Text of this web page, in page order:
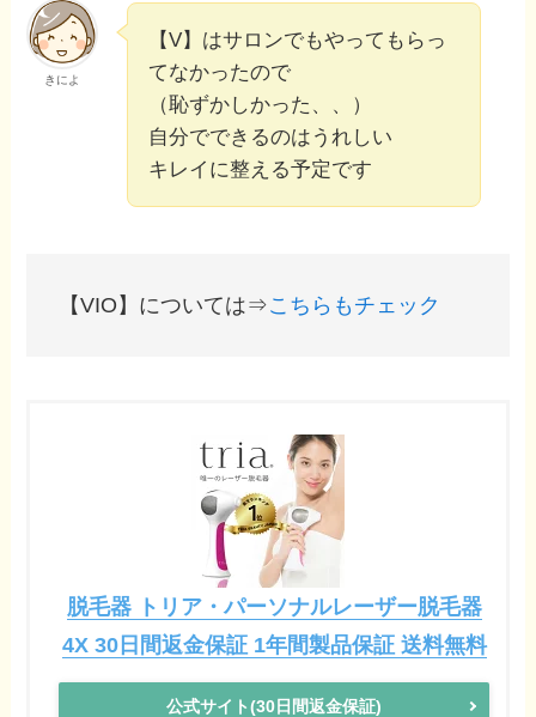
きによ
【V】はサロンでもやってもらっ
てなかったので
（恥ずかしかった、、）
自分でできるのはうれしい
キレイに整える予定です
【VIO】については⇒こちらもチェック
脱毛器 トリア・パーソナルレーザー脱毛器
4X 30日間返金保証 1年間製品保証 送料無料
公式サイト(30日間返金保証)